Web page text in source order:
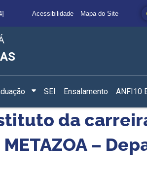
Acessibilidade Mapa do Site
SEI Ensalamento ANFI10
da
–